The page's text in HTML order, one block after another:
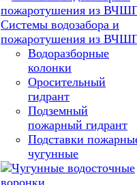
Системы водозабора и
пожаротушения из
Водоразборные
колонки
Оросительный
гидрант
Подземный
пожарный гидрант
Подставки
чугунные